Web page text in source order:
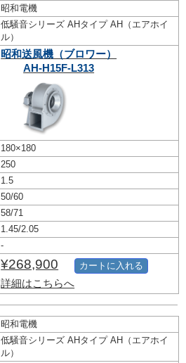
昭和電機
低騒音シリーズ AHタイプ AH（エアホイ
ル）
昭和送風機（ブロワー）
AH-H15F-L313
180×180
250
1.5
50/60
58/71
1.45/2.05
-
¥268,900
詳細はこちらへ
カートに入れる
昭和電機
低騒音シリーズ AHタイプ AH（エアホイ
ル）